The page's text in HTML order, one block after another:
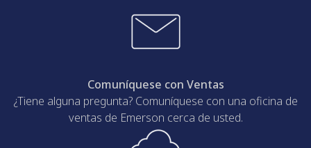
Comuníquese con Ventas
¿Tiene alguna pregunta? Comuníquese con una oficina de
ventas de Emerson cerca de usted.